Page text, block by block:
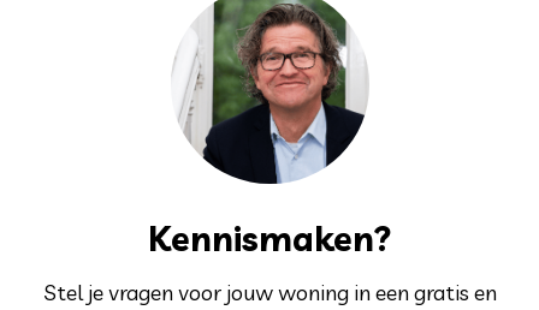
Kennismaken?
Stel je vragen voor jouw woning in een gratis en